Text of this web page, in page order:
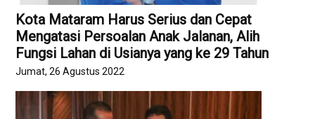
Kota Mataram Harus Serius dan Cepat
Mengatasi Persoalan Anak Jalanan, Alih
Fungsi Lahan di Usianya yang ke 29 Tahun
Jumat, 26 Agustus 2022